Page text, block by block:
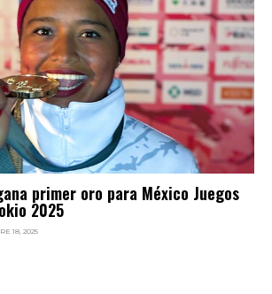
primer oro para México Juegos
2025
18, 2025